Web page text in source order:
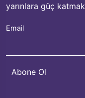
yarınlara güç
Email